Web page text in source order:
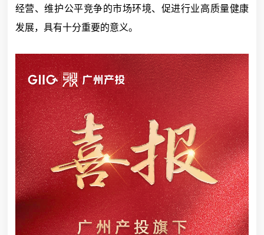
经营、维护公平竞争的市场环境、促进行业高质量健康
发展，具有十分重要的意义。